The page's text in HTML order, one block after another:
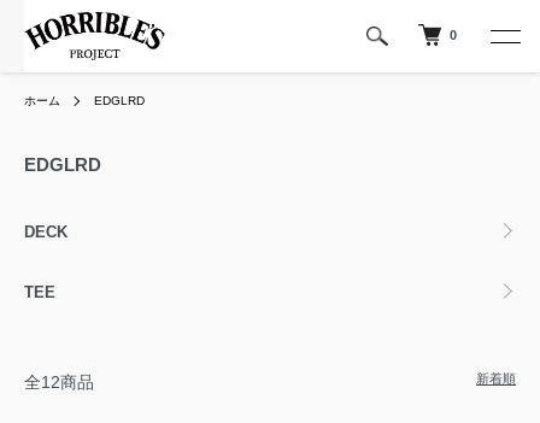
0
ホーム EDGLRD
EDGLRD
カテゴリー一覧
DECK
TEE
全12商品 新着順